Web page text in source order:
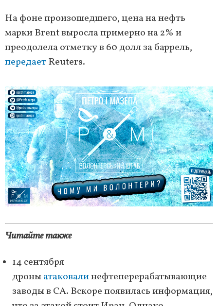
На фоне произошедшего, цена на нефть
марки Brent выросла примерно на 2% и
преодолела отметку в 60 долл за баррель,
передаетReuters.
Читайте также
14 сентября
дроныатаковалинефтеперерабатывающие
заводы в СА. Вскоре появилась информация,